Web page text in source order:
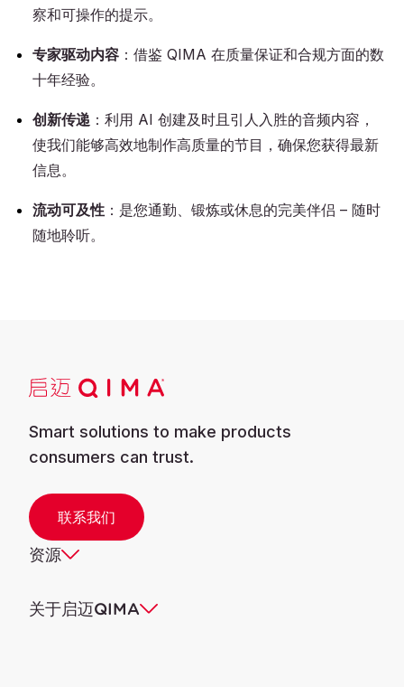
察和可操作的提示。
专家驱动内容 ：借鉴 QIMA 在质量保证和合规方面的数
十年经验。
创新传递 ：利用 AI 创建及时且引人入胜的音频内容，
使我们能够高效地制作高质量的节目，确保您获得最新
信息。
流动可及性 ：是您通勤、锻炼或休息的完美伴侣 – 随时
随地聆听。
Smart solutions to make products
consumers can trust.
联系我们
资源
关于启迈QIMA